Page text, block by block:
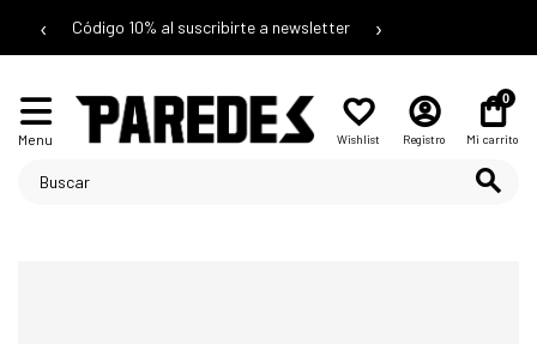
‹ Código 10% al suscribirte a newsletter ›
Menu Wishlist Registro
0
Mi carrito